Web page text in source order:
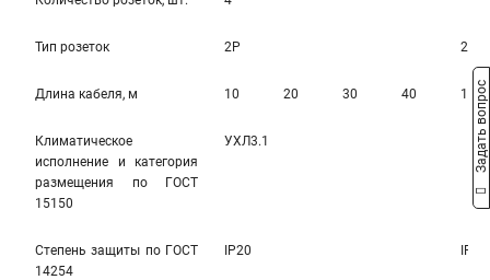
Тип розеток 2Р 2Р+
Длина кабеля, м 10 20 30 40 10
Климатическое
исполнение и категория
размещения по ГОСТ
15150
УХЛ3.1
Степень защиты по ГОСТ
14254
IP20 IP20
Задать вопрос